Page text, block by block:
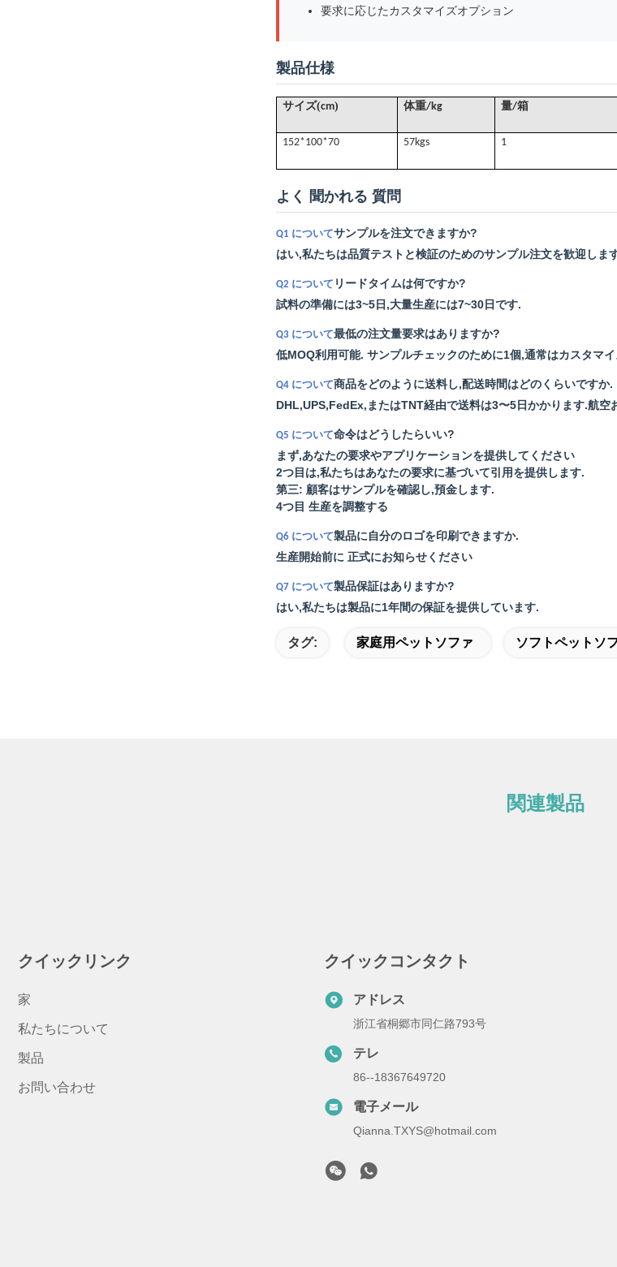
要求に応じたカスタマイズオプション
製品仕様
サイズ(cm) 体重/kg 量/箱
152*100*70 57kgs 1
よく 聞かれる 質問
Q1 についてサンプルを注文できますか?
はい,私たちは品質テストと検証のためのサンプル注文を歓迎しま
Q2 について リードタイムは何ですか?
試料の準備には3~5日,大量生産には7~30日です.
Q3 について最低の注文量要求はありますか?
低MOQ利用可能. サンプルチェックのために1個,通常はカスタマ
Q4 について商品をどのように送料し,配送時間はどのくらいですか.
DHL,UPS,FedEx,またはTNT経由で送料は3〜5日かかります.航空
Q5 について命令はどうしたらいい?
まず,あなたの要求やアプリケーションを提供してください
2つ目は,私たちはあなたの要求に基づいて引用を提供します.
第三: 顧客はサンプルを確認し,預金します.
4つ目 生産を調整する
Q6 について製品に自分のロゴを印刷できますか.
生産開始前に 正式にお知らせください
Q7 について製品保証はありますか?
はい,私たちは製品に1年間の保証を提供しています.
タグ: 家庭用ペットソファ ソフトペットソ
関連製品
クイックリンク
家
私たちについて
製品
お問い合わせ
クイックコンタクト
アドレス
浙江省桐郷市同仁路793号
テレ
86--18367649720
電子メール
Qianna.TXYS@hotmail.com